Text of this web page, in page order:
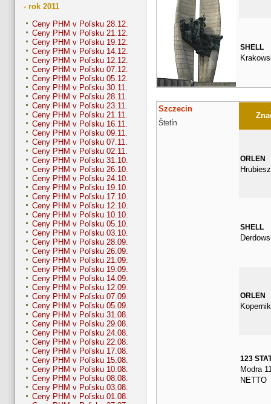
- rok 2011
Ceny PHM v Poľsku 28.12.
Ceny PHM v Poľsku 21.12.
Ceny PHM v Poľsku 19.12.
Ceny PHM v Poľsku 14.12.
Ceny PHM v Poľsku 12.12.
Ceny PHM v Poľsku 07.12.
Ceny PHM v Poľsku 05.12.
Ceny PHM v Poľsku 30.11.
Ceny PHM v Poľsku 28.11.
Ceny PHM v Poľsku 23.11.
Ceny PHM v Poľsku 21.11.
Ceny PHM v Poľsku 16.11.
Ceny PHM v Poľsku 09.11.
Ceny PHM v Poľsku 07.11.
Ceny PHM v Poľsku 02.11.
Ceny PHM v Poľsku 31.10.
Ceny PHM v Poľsku 26.10.
Ceny PHM v Poľsku 24.10.
Ceny PHM v Poľsku 19.10.
Ceny PHM v Poľsku 17.10.
Ceny PHM v Poľsku 12.10.
Ceny PHM v Poľsku 10.10.
Ceny PHM v Poľsku 05.10.
Ceny PHM v Poľsku 03.10.
Ceny PHM v Poľsku 28.09.
Ceny PHM v Poľsku 26.09.
Ceny PHM v Poľsku 21.09.
Ceny PHM v Poľsku 19.09.
Ceny PHM v Poľsku 14.09.
Ceny PHM v Poľsku 12.09.
Ceny PHM v Poľsku 07.09.
Ceny PHM v Poľsku 05.09.
Ceny PHM v Poľsku 31.08.
Ceny PHM v Poľsku 29.08.
Ceny PHM v Poľsku 24.08.
Ceny PHM v Poľsku 22.08.
Ceny PHM v Poľsku 17.08.
Ceny PHM v Poľsku 15.08.
Ceny PHM v Poľsku 10.08.
Ceny PHM v Poľsku 08.08.
Ceny PHM v Poľsku 03.08.
Ceny PHM v Poľsku 01.08.
SHELL
Szczecin
Štetín
ORLEN
SHELL
ORLEN
123
Modra
NETTO